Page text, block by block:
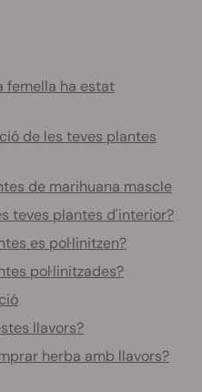
femella ha estat
de les teves plantes
de marihuana mascle
teves plantes d'interior?
es pol·linitzen?
pol·linitzades?
llavors?
herba amb llavors?